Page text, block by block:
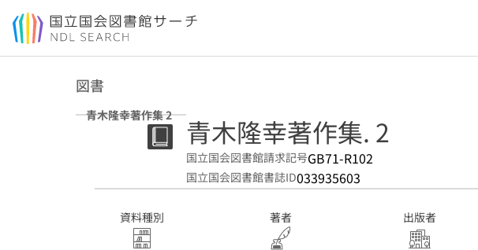
本文へ移動
図書
青木隆幸著作集 2 青木隆幸著作集. 2
国立国会図書館請求記号GB71-R102
国立国会図書館書誌ID033935603
資料種別 著者 出版者